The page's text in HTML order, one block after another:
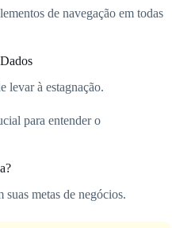
de navegação em todas
levar à estagnação.
para entender o
metas de negócios.